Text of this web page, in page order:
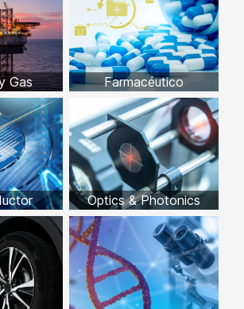
Gas Farmacéutico
Optics & Photonics